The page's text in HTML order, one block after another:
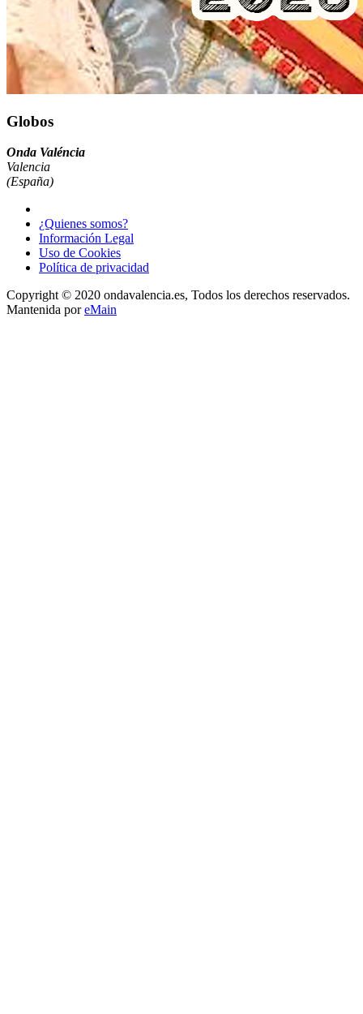
Globos
Onda Valéncia
Valencia
(España)
¿Quienes somos?
Información Legal
Uso de Cookies
Política de privacidad
Copyright © 2020 ondavalencia.es, Todos los derechos reservados.
Mantenida poreMain